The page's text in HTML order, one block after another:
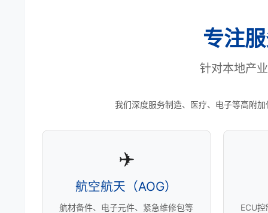
专注
针对本地产
我们深度服务制造、医疗、电子等高附
✈️
航空航天（AOG）
航材备件、电子元件、紧急维修包等
ECU